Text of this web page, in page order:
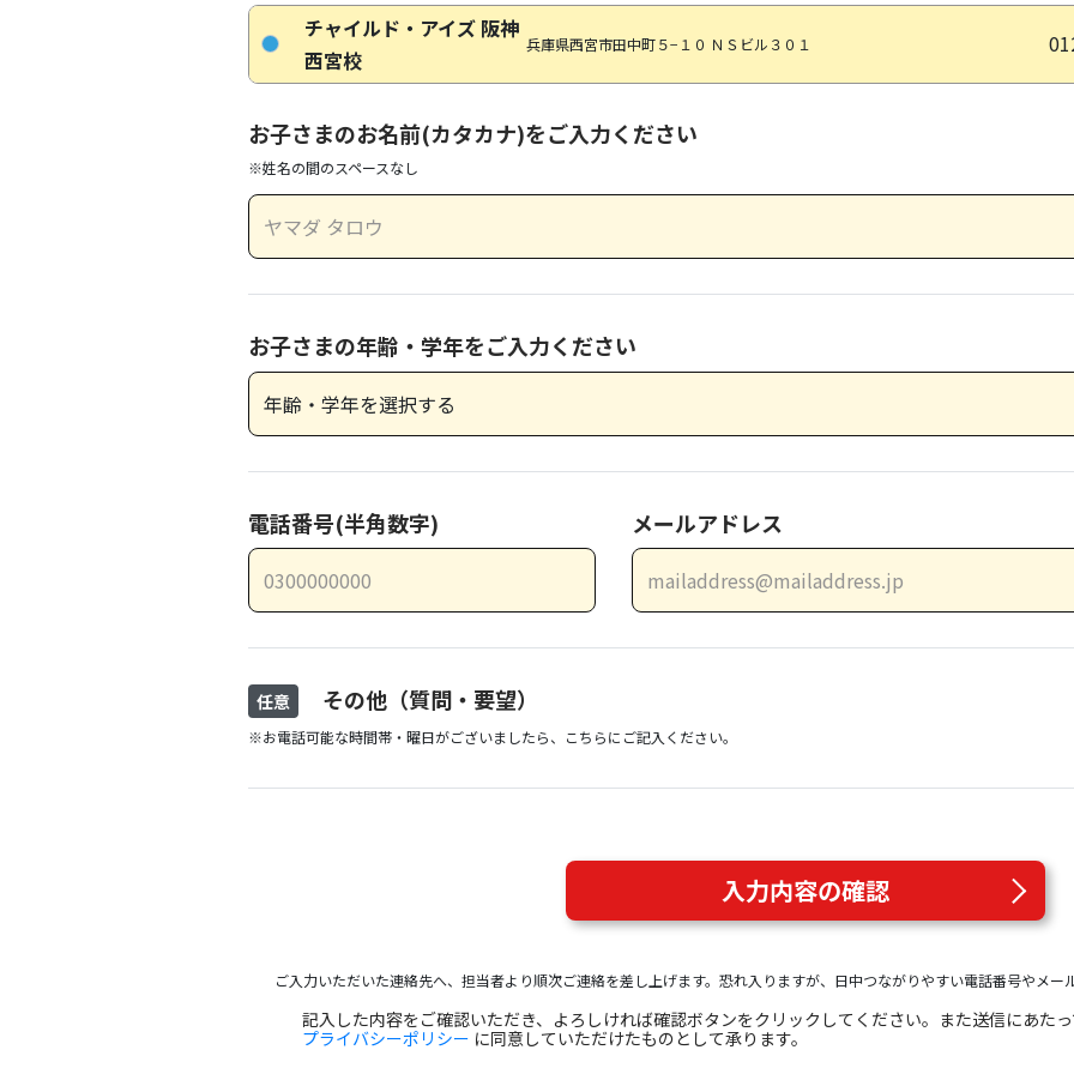
チャイルド・アイズ 阪神
西宮校
兵庫県西宮市田中町５−１０ ＮＳビル３０１
お子さまのお名前(カタカナ)をご入力ください
※姓名の間のスペースなし
お子さまの年齢・学年をご入力ください
電話番号(半角数字) メールアドレス
任意 その他（質問・要望）
※お電話可能な時間帯・曜日がございましたら、こちらにご記入ください。
入力内容の確認
ご入力いただいた連絡先へ、担当者より順次ご連絡を差し上げます。恐れ入りますが、日中つながりやすい電話番号やメー
記入した内容をご確認いただき、よろしければ確認ボタンをクリックしてください。また送信にあた
プライバシーポリシー に同意していただけたものとして承ります。